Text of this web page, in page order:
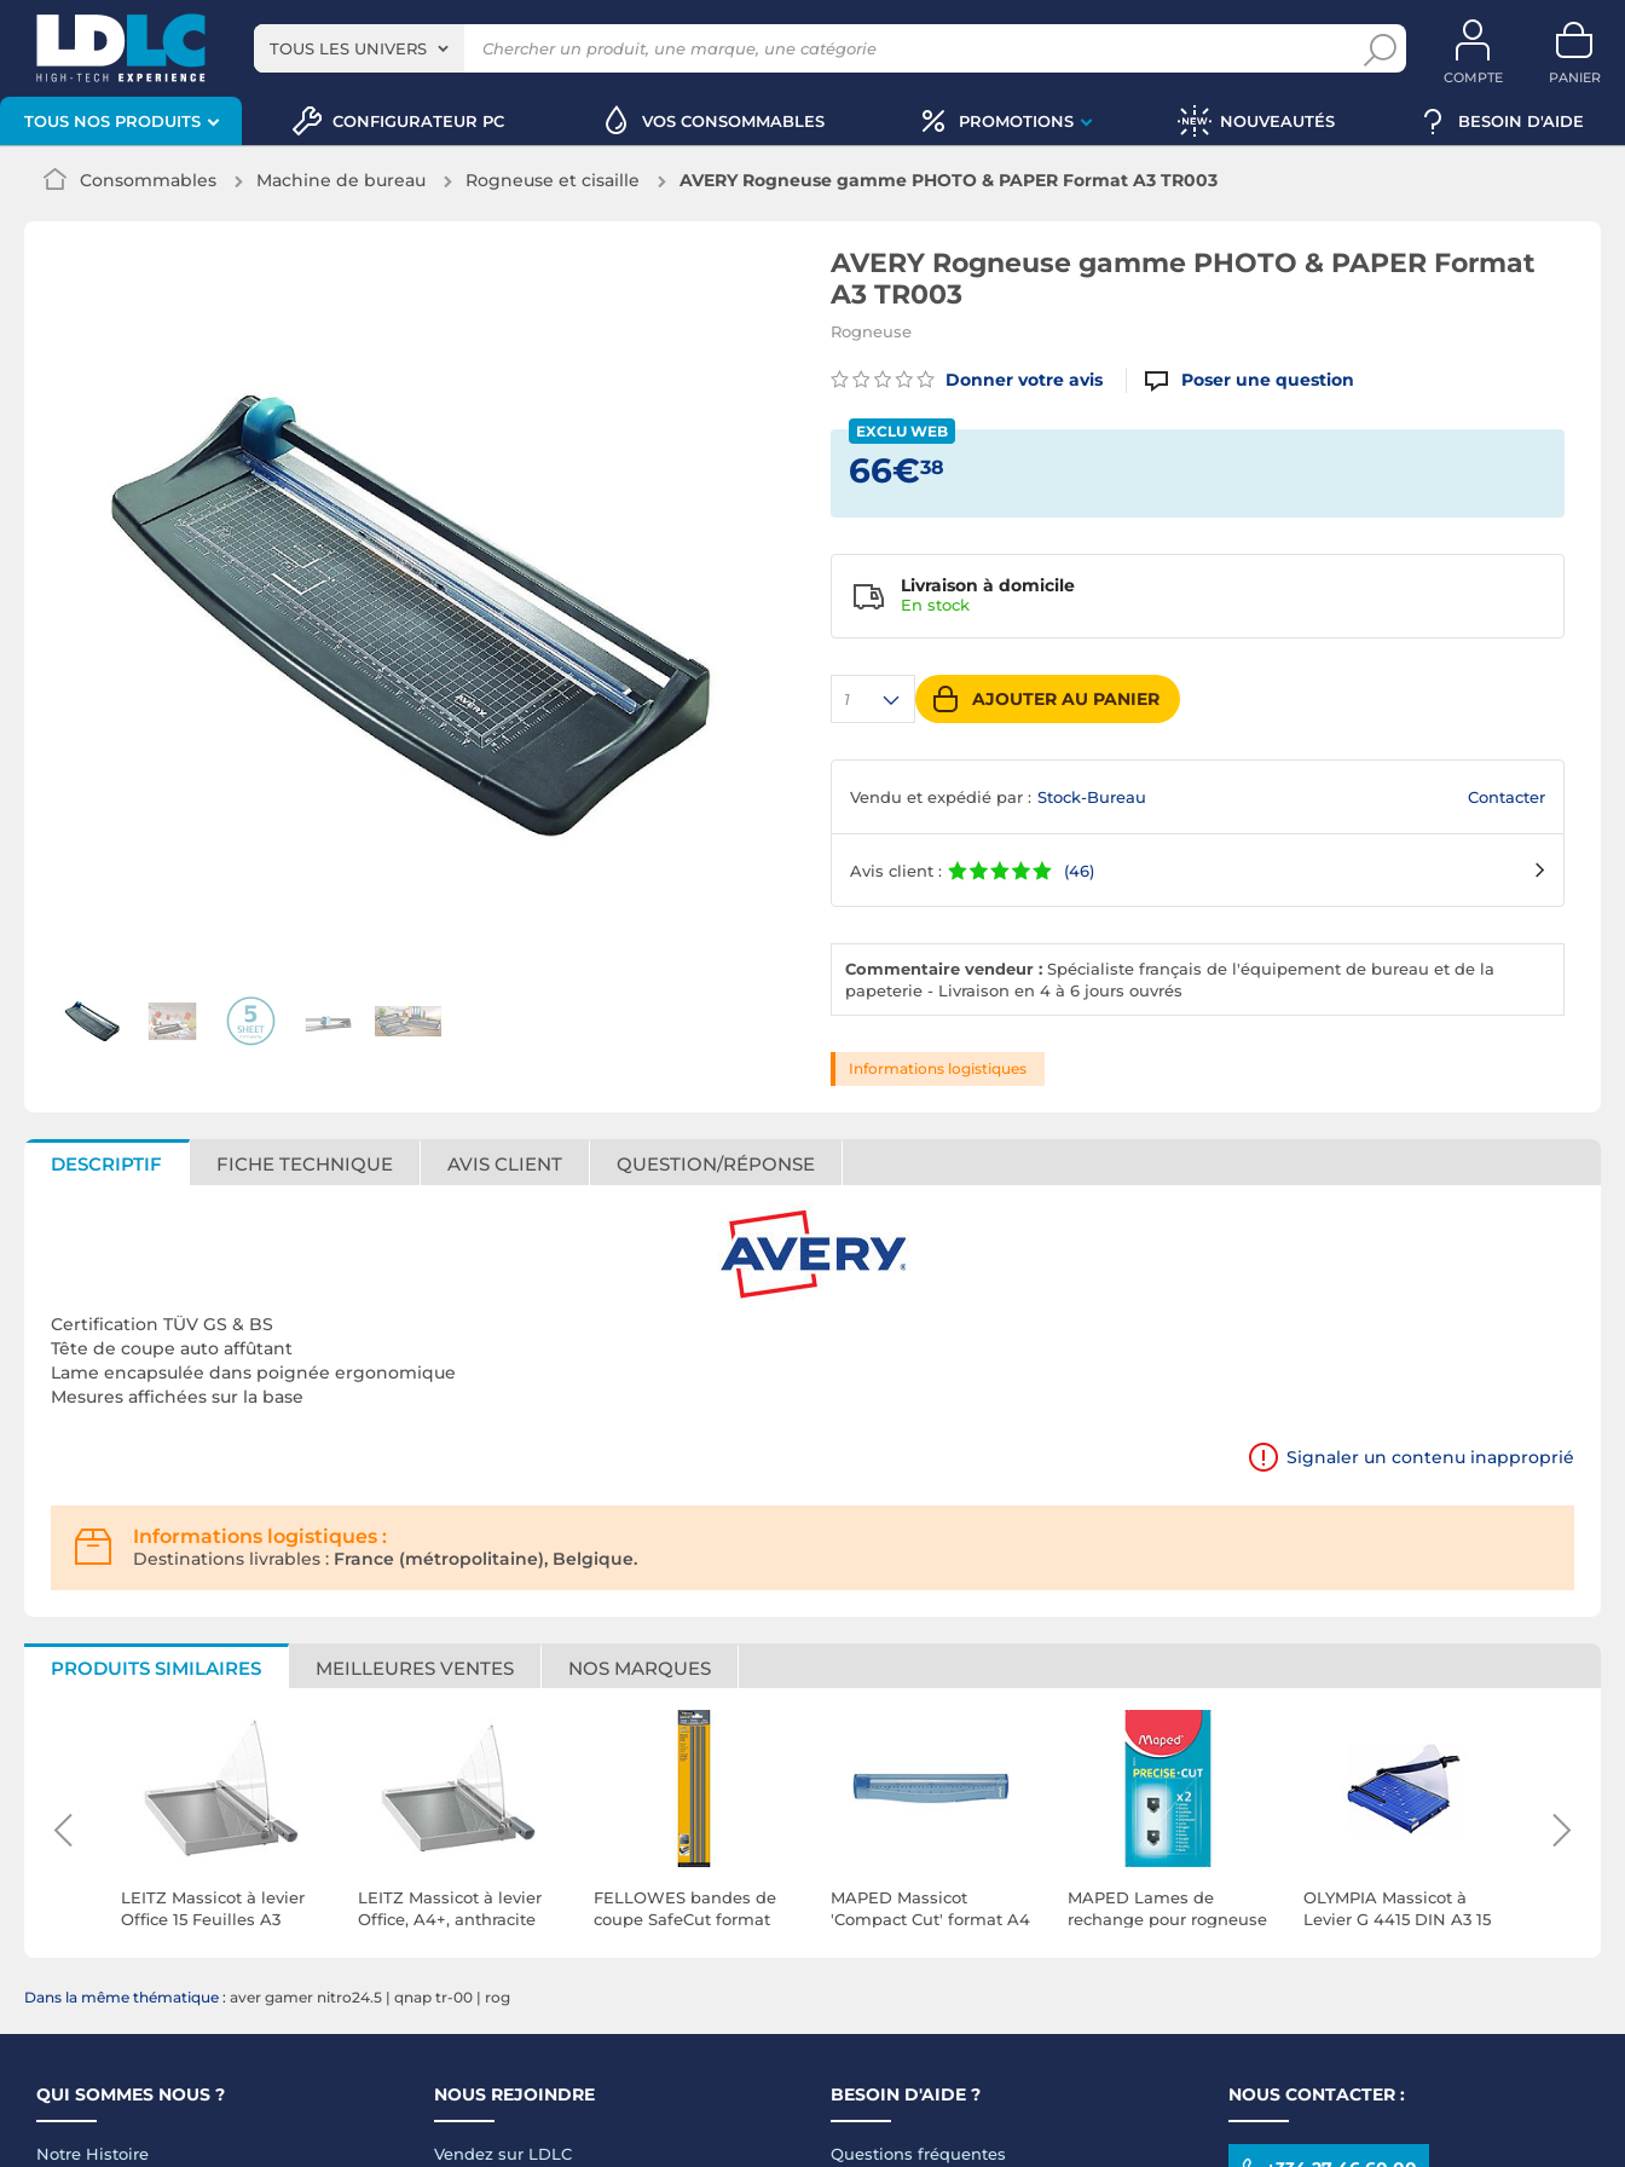
TOUS LES UNIVERS
COMPTE PANIER
TOUS NOS PRODUITS CONFIGURATEUR PC VOS CONSOMMABLES PROMOTIONS NOUVEAUTÉS BESOIN D'AIDE
Consommables Machine de bureau Rogneuse et cisaille AVERY Rogneuse gamme PHOTO & PAPER Format A3 TR003
AVERY Rogneuse gamme PHOTO & PAPER Format
A3 TR003
Rogneuse
Donner votre avis Poser une question
EXCLU WEB
66€38
1 AJOUTER AU PANIER
Livraison à domicile
En stock
Vendu et expédié par : Stock-Bureau Contacter
Avis client : (46)
Commentaire vendeur : Spécialiste français de l'équipement de bureau et de la
papeterie - Livraison en 4 à 6 jours ouvrés
Informations logistiques
DESCRIPTIF FICHE TECHNIQUE AVIS CLIENT QUESTION/RÉPONSE
Certification TÜV GS & BS
Tête de coupe auto affûtant
Lame encapsulée dans poignée ergonomique
Mesures affichées sur la base
Signaler un contenu inapproprié
Informations logistiques :
Destinations livrables : France (métropolitaine), Belgique.
PRODUITS SIMILAIRES MEILLEURES VENTES NOS MARQUES
LEITZ Massicot à levier
Office 15 Feuilles A3
LEITZ Massicot à levier
Office, A4+, anthracite
FELLOWES bandes de
coupe SafeCut format
MAPED Massicot
'Compact Cut' format A4
MAPED Lames de
rechange pour rogneuse
OLYMPIA Massicot à
Levier G 4415 DIN A3 15
Dans la même thématique : aver gamer nitro24.5 | qnap tr-00 | rog
QUI SOMMES NOUS ?
Notre Histoire
NOUS REJOINDRE
Vendez sur LDLC
BESOIN D'AIDE ?
Questions fréquentes
NOUS CONTACTER :